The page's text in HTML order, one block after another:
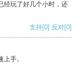
经玩了好几个小时，还
支持[0] 反对[0]
手。